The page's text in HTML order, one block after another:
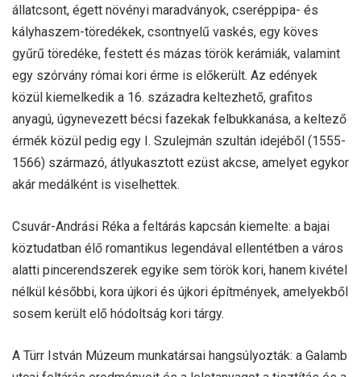
állatcsont, égett növényi maradványok, cseréppipa- és
kályhaszem-töredékek, csontnyelű vaskés, egy köves
gyűrű töredéke, festett és mázas török kerámiák, valamint
egy szórvány római kori érme is előkerült. Az edények
közül kiemelkedik a 16. századra keltezhető, grafitos
anyagú, úgynevezett bécsi fazekak felbukkanása, a keltező
érmék közül pedig egy I. Szulejmán szultán idejéből (1555-
1566) származó, átlyukasztott ezüst akcse, amelyet egykor
akár medálként is viselhettek.
Csuvár-Andrási Réka a feltárás kapcsán kiemelte: a bajai
köztudatban élő romantikus legendával ellentétben a város
alatti pincerendszerek egyike sem török kori, hanem kivétel
nélkül későbbi, kora újkori és újkori építmények, amelyekből
sosem került elő hódoltság kori tárgy.
A Türr István Múzeum munkatársai hangsúlyozták: a Galamb